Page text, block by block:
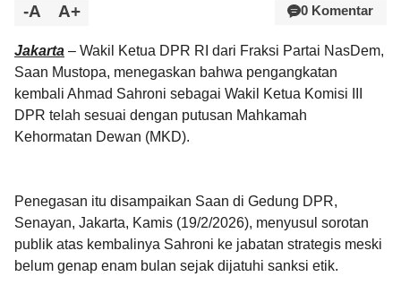
-A A+ 0 Komentar
Jakarta – Wakil Ketua DPR RI dari Fraksi Partai NasDem,
Saan Mustopa, menegaskan bahwa pengangkatan
kembali Ahmad Sahroni sebagai Wakil Ketua Komisi III
DPR telah sesuai dengan putusan Mahkamah
Kehormatan Dewan (MKD).
Penegasan itu disampaikan Saan di Gedung DPR,
Senayan, Jakarta, Kamis (19/2/2026), menyusul sorotan
publik atas kembalinya Sahroni ke jabatan strategis meski
belum genap enam bulan sejak dijatuhi sanksi etik.